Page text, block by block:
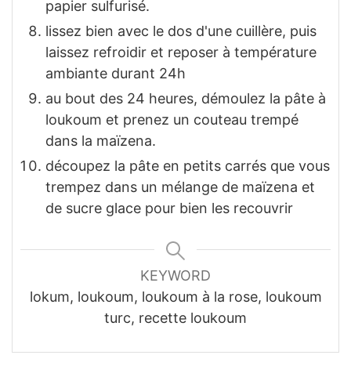
papier sulfurisé.
lissez bien avec le dos d'une cuillère, puis
laissez refroidir et reposer à température
ambiante durant 24h
au bout des 24 heures, démoulez la pâte à
loukoum et prenez un couteau trempé
dans la maïzena.
découpez la pâte en petits carrés que vous
trempez dans un mélange de maïzena et
de sucre glace pour bien les recouvrir
KEYWORD
lokum, loukoum, loukoum à la rose, loukoum
turc, recette loukoum